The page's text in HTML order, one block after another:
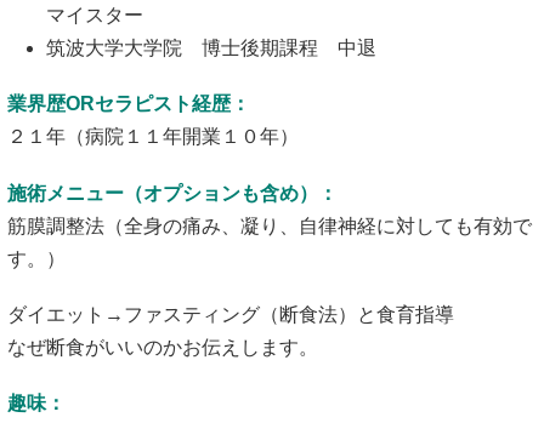
マイスター
筑波大学大学院 博士後期課程 中退
業界歴ORセラピスト経歴：
２１年（病院１１年開業１０年）
施術メニュー（オプションも含め）：
筋膜調整法（全身の痛み、凝り、自律神経に対しても有効で
す。）
ダイエット→ファスティング（断食法）と食育指導
なぜ断食がいいのかお伝えします。
趣味：